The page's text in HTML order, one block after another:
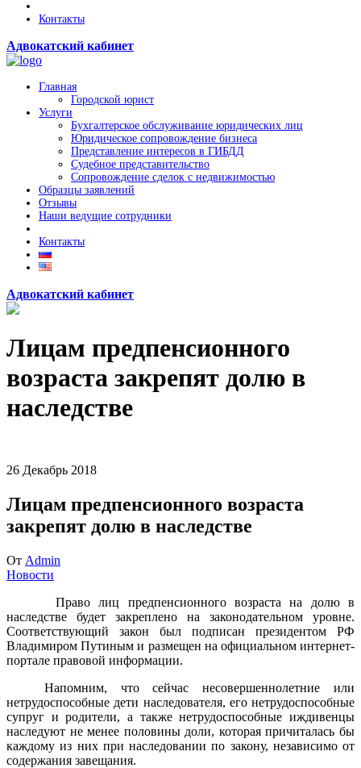
Контакты
Адвокатский кабинет
Главная
Городской юрист
Услуги
Бухгалтерское обслуживание юридических лиц
Юридическое сопровождение бизнеса
Представление интересов в ГИБДД
Судебное представительство
Сопровождение сделок с недвижимостью
Образцы заявлений
Отзывы
Наши ведущие сотрудники
Контакты
Адвокатский кабинет
Лицам предпенсионного
возраста закрепят долю в
наследстве
26 Декабрь 2018
Лицам предпенсионного возраста
закрепят долю в наследстве
От Admin
Новости
Право лиц предпенсионного возраста на долю в
наследстве будет закреплено на законодательном уровне.
Соответствующий закон был подписан президентом РФ
Владимиром Путиным и размещен на официальном интернет-
портале правовой информации.
Напомним, что сейчас несовершеннолетние или
нетрудоспособные дети наследователя, его нетрудоспособные
супруг и родители, а также нетрудоспособные иждивенцы
наследуют не менее половины доли, которая причиталась бы
каждому из них при наследовании по закону, независимо от
содержания завещания.